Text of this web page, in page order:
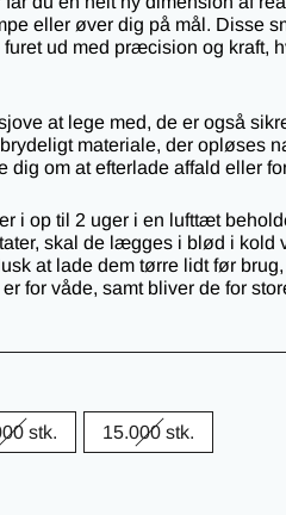
eller øver dig på mål. Disse
ud med præcision og kraft,
at lege med, de er også
materiale, der opløses
dig om at efterlade affald eller
i op til 2 uger i en lufttæt
skal de lægges i blød i kold
at lade dem tørre lidt før
for våde, samt bliver de for
stk. 15.000 stk.